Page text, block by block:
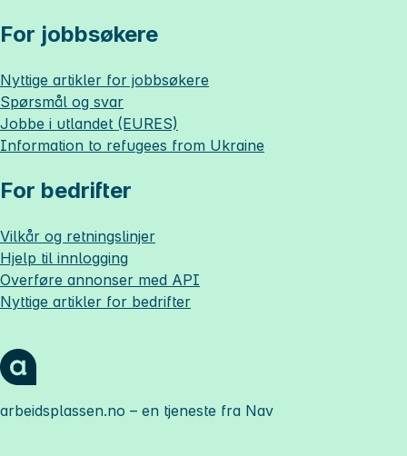
For jobbsøkere
Nyttige artikler for jobbsøkere
Spørsmål og svar
Jobbe i utlandet (EURES)
Information to refugees from Ukraine
For bedrifter
Vilkår og retningslinjer
Hjelp til innlogging
Overføre annonser med API
Nyttige artikler for bedrifter
arbeidsplassen.no – en tjeneste fra Nav